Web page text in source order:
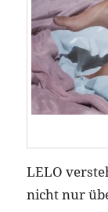
LELO
nicht nur